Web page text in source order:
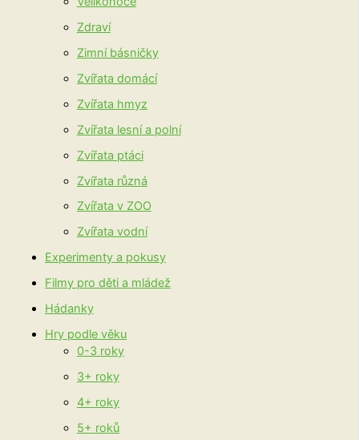
Zdraví
Zimní básničky
Zvířata domácí
Zvířata hmyz
Zvířata lesní a polní
Zvířata ptáci
Zvířata různá
Zvířata v ZOO
Zvířata vodní
Experimenty a pokusy
Filmy pro děti a mládež
Hádanky
Hry podle věku
0-3 roky
3+ roky
4+ roky
5+ roků